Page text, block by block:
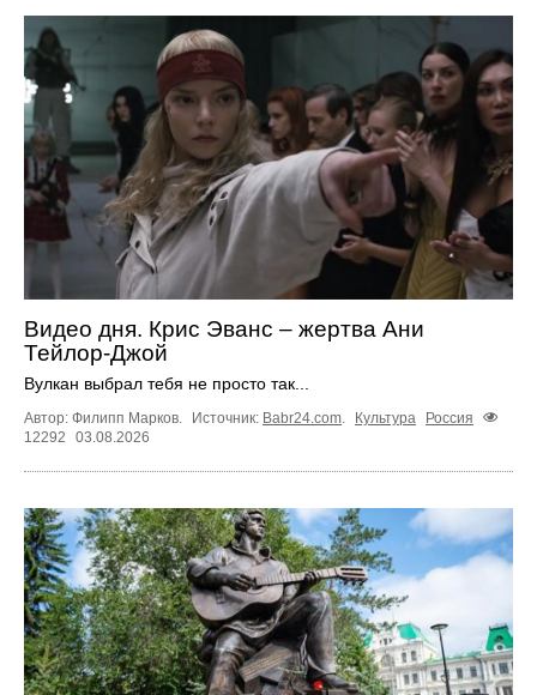
Видео дня. Крис Эванс – жертва Ани
Тейлор-Джой
Вулкан выбрал тебя не просто так...
Автор: Филипп Марков. Источник: Babr24.com Культура
Россия
12292
03.08.2026